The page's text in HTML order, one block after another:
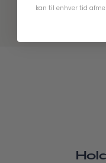
kan til enhver tid